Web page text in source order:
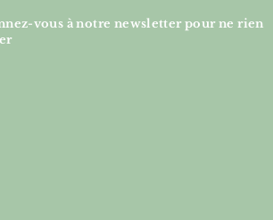
vous à notre newsletter pour ne rien